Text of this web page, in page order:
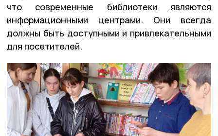
что современные библиотеки являются
информационными центрами. Они всегда
должны быть доступными и привлекательными
для посетителей.